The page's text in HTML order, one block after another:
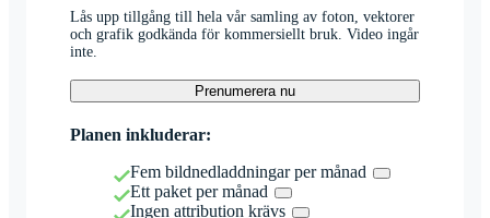
Lås upp tillgång till hela vår samling av foton, vektorer
och grafik godkända för kommersiellt bruk. Video ingår
inte.
Prenumerera nu
Planen inkluderar:
Fem bildnedladdningar per månad
Ett paket per månad
Ingen attribution krävs